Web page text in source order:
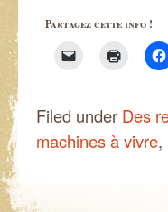
Partagez cette info !
Filed under Des
machines à vivre,